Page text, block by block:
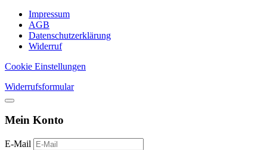
Impressum
AGB
Datenschutzerklärung
Widerruf
Cookie Einstellungen
Widerrufsformular
Mein Konto
E-Mail